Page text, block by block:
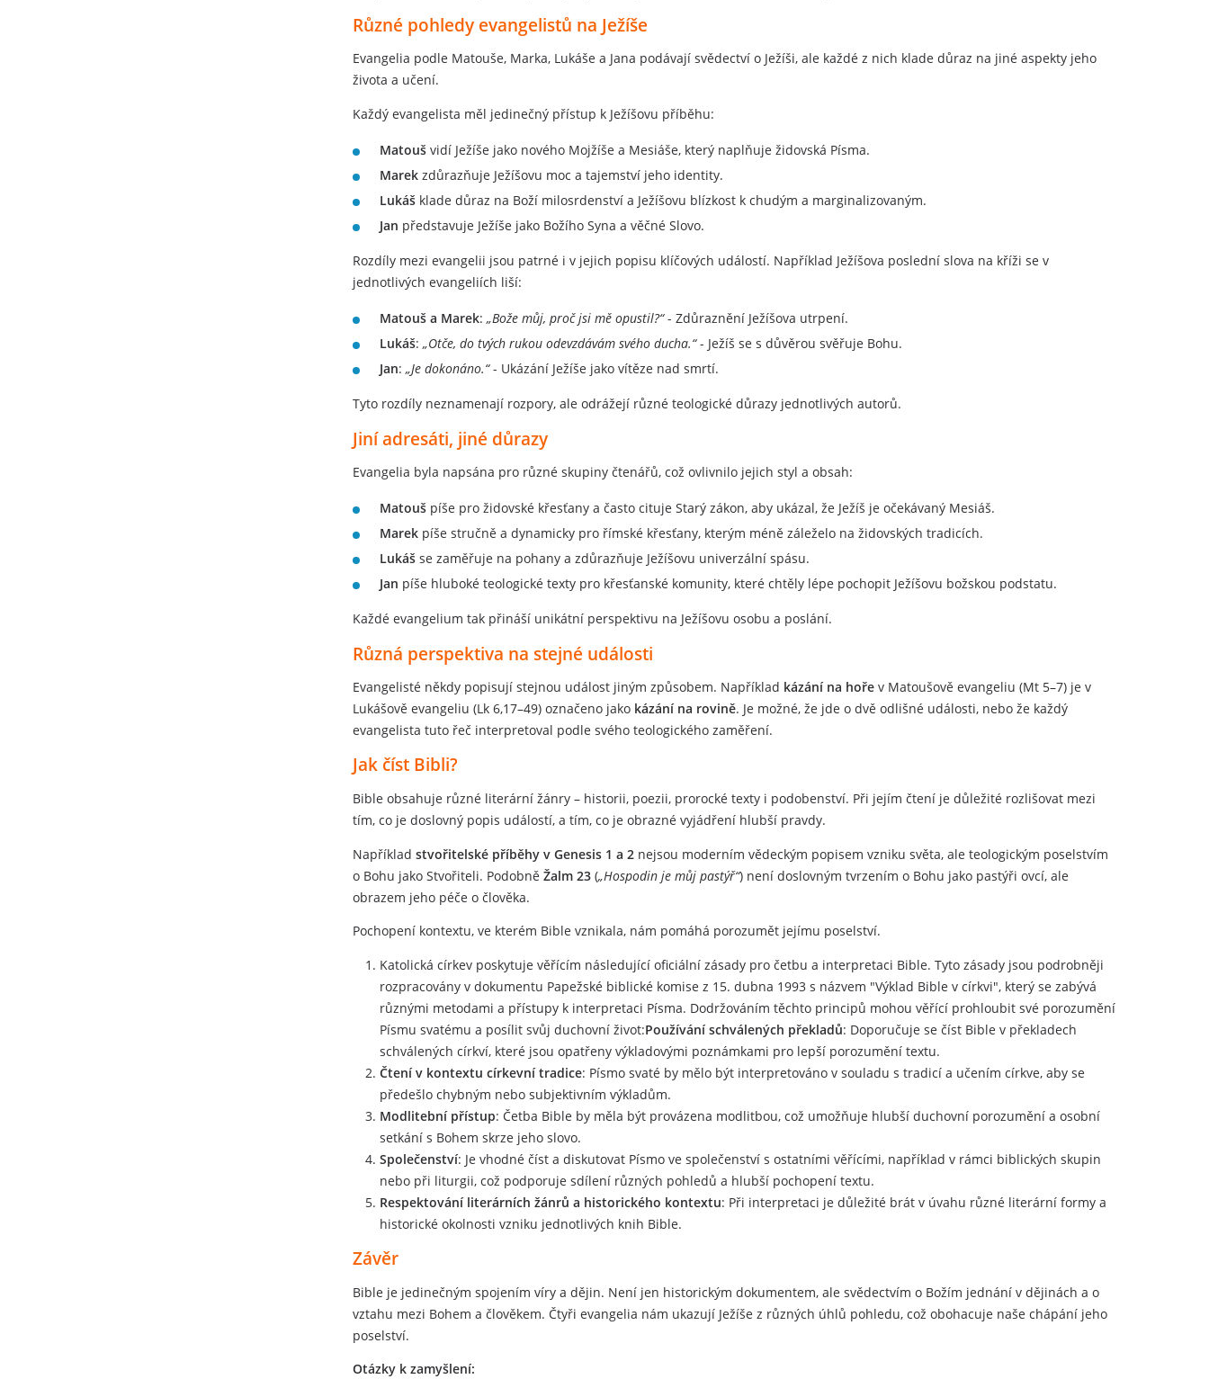
Různé pohledy evangelistů na Ježíše
Evangelia podle Matouše, Marka, Lukáše a Jana podávají svědectví o Ježíši, ale každé z nich klade důraz na jiné aspekty jeho
života a učení.
Každý evangelista měl jedinečný přístup k Ježíšovu příběhu:
Matouš vidí Ježíše jako nového Mojžíše a Mesiáše, který naplňuje židovská Písma.
Marek zdůrazňuje Ježíšovu moc a tajemství jeho identity.
Lukáš klade důraz na Boží milosrdenství a Ježíšovu blízkost k chudým a marginalizovaným.
Jan představuje Ježíše jako Božího Syna a věčné Slovo.
Rozdíly mezi evangelii jsou patrné i v jejich popisu klíčových událostí. Například Ježíšova poslední slova na kříži se v
jednotlivých evangeliích liší:
Matouš a Marek: „Bože můj, proč jsi mě opustil?“- Zdůraznění Ježíšova utrpení.
Lukáš: „Otče, do tvých rukou odevzdávám svého ducha.“- Ježíš se s důvěrou svěřuje Bohu.
Jan: „Je dokonáno.“- Ukázání Ježíše jako vítěze nad smrtí.
Tyto rozdíly neznamenají rozpory, ale odrážejí různé teologické důrazy jednotlivých autorů.
Jiní adresáti, jiné důrazy
Evangelia byla napsána pro různé skupiny čtenářů, což ovlivnilo jejich styl a obsah:
Matouš píše pro židovské křesťany a často cituje Starý zákon, aby ukázal, že Ježíš je očekávaný Mesiáš.
Marek píše stručně a dynamicky pro římské křesťany, kterým méně záleželo na židovských tradicích.
Lukáš se zaměřuje na pohany a zdůrazňuje Ježíšovu univerzální spásu.
Jan píše hluboké teologické texty pro křesťanské komunity, které chtěly lépe pochopit Ježíšovu božskou podstatu.
Každé evangelium tak přináší unikátní perspektivu na Ježíšovu osobu a poslání.
Různá perspektiva na stejné události
Evangelisté někdy popisují stejnou událost jiným způsobem. Například kázání na hoře v Matoušově evangeliu (Mt 5–7) je v
Lukášově evangeliu (Lk 6,17–49) označeno jako kázání na rovině. Je možné, že jde o dvě odlišné události, nebo že každý
evangelista tuto řeč interpretoval podle svého teologického zaměření.
Jak číst Bibli?
Bible obsahuje různé literární žánry – historii, poezii, prorocké texty i podobenství. Při jejím čtení je důležité rozlišovat mezi
tím, co je doslovný popis událostí, a tím, co je obrazné vyjádření hlubší pravdy.
Například stvořitelské příběhy v Genesis 1 a 2 nejsou moderním vědeckým popisem vzniku světa, ale teologickým poselstvím
o Bohu jako Stvořiteli. Podobně Žalm 23 („Hospodin je můj pastýř“) není doslovným tvrzením o Bohu jako pastýři ovcí, ale
obrazem jeho péče o člověka.
Pochopení kontextu, ve kterém Bible vznikala, nám pomáhá porozumět jejímu poselství.
Katolická církev poskytuje věřícím následující oficiální zásady pro četbu a interpretaci Bible. Tyto zásady jsou podrobněji
rozpracovány v dokumentu Papežské biblické komise z 15. dubna 1993 s názvem "Výklad Bible v církvi", který se zabývá
různými metodami a přístupy k interpretaci Písma. Dodržováním těchto principů mohou věřící prohloubit své porozumění
Písmu svatému a posílit svůj duchovní život:Používání schválených překladů: Doporučuje se číst Bible v překladech
schválených církví, které jsou opatřeny výkladovými poznámkami pro lepší porozumění textu.
Čtení v kontextu církevní tradice: Písmo svaté by mělo být interpretováno v souladu s tradicí a učením církve, aby se
předešlo chybným nebo subjektivním výkladům.
Modlitební přístup: Četba Bible by měla být provázena modlitbou, což umožňuje hlubší duchovní porozumění a osobní
setkání s Bohem skrze jeho slovo.
Společenství: Je vhodné číst a diskutovat Písmo ve společenství s ostatními věřícími, například v rámci biblických skupin
nebo při liturgii, což podporuje sdílení různých pohledů a hlubší pochopení textu.
Respektování literárních žánrů a historického kontextu: Při interpretaci je důležité brát v úvahu různé literární formy a
historické okolnosti vzniku jednotlivých knih Bible.
Závěr
Bible je jedinečným spojením víry a dějin. Není jen historickým dokumentem, ale svědectvím o Božím jednání v dějinách a o
vztahu mezi Bohem a člověkem. Čtyři evangelia nám ukazují Ježíše z různých úhlů pohledu, což obohacuje naše chápání jeho
poselství.
Otázky k zamyšlení: